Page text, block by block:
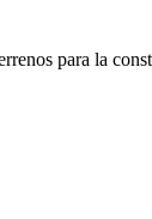
para la